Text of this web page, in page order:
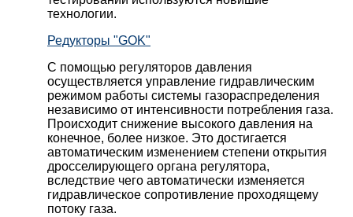
технологии.
Редукторы "GOK"
С помощью регуляторов давления
осуществляется управление гидравлическим
режимом работы системы газораспределения
независимо от интенсивности потребления газа.
Происходит снижение высокого давления на
конечное, более низкое. Это достигается
автоматическим изменением степени открытия
дросселирующего органа регулятора,
вследствие чего автоматически изменяется
гидравлическое сопротивление проходящему
потоку газа.